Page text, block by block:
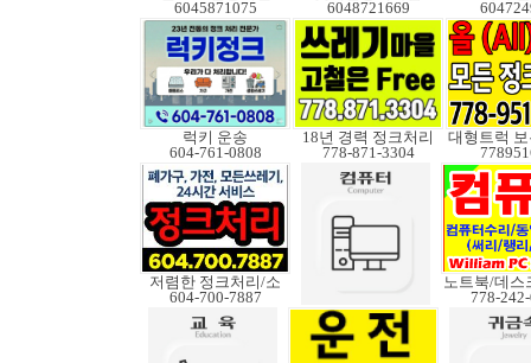
6045871075
6048721669
럭키 운송
604-761-0808
18년 경력 정크처리
778-871-3304
저렴한 정크처리/소
604-700-7887
778-